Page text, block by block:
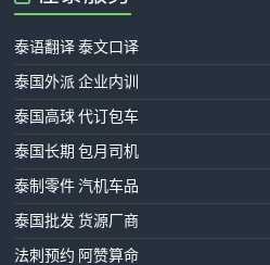
泰语翻译 泰文口译
泰国外派 企业内训
泰国高球 代订包车
泰国长期 包月司机
泰制零件 汽机车品
泰国批发 货源厂商
法刺预约 阿赞算命